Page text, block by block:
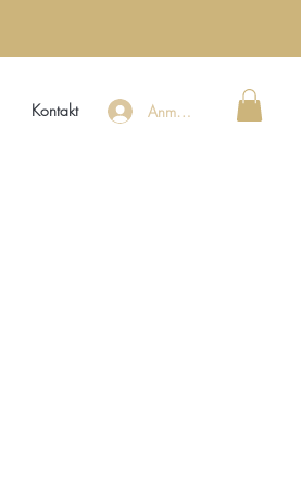
Kontakt Anmelden